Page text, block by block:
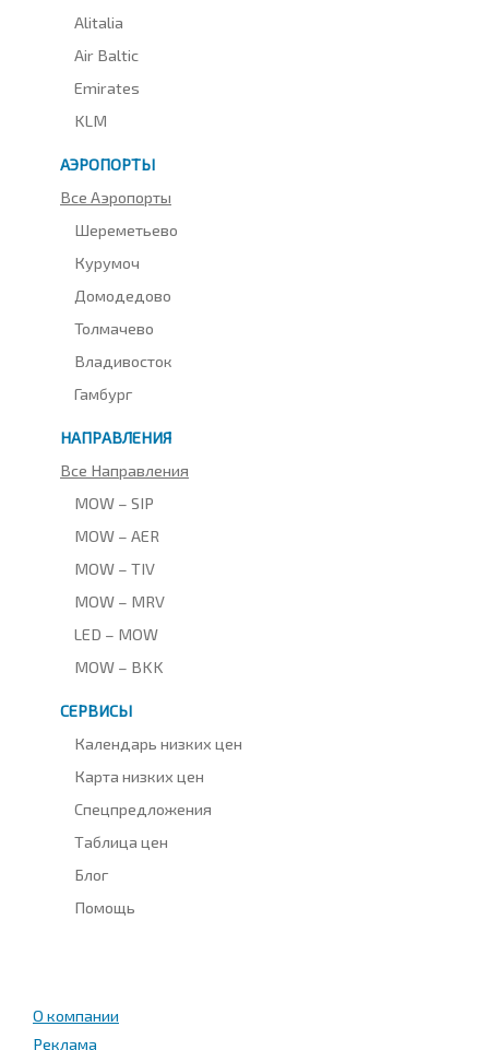
Alitalia
Air Baltic
Emirates
KLM
АЭРОПОРТЫ
Все Аэропорты
Шереметьево
Курумоч
Домодедово
Толмачево
Владивосток
Гамбург
НАПРАВЛЕНИЯ
Все Направления
MOW – SIP
MOW – AER
MOW – TIV
MOW – MRV
LED – MOW
MOW – BKK
СЕРВИСЫ
Календарь низких цен
Карта низких цен
Спецпредложения
Таблица цен
Блог
Помощь
О компании
Реклама